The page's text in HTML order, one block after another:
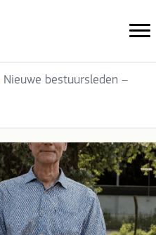
Nieuwe bestuursleden –